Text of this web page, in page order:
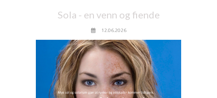
Sola - en venn og fiende
12.06.2026